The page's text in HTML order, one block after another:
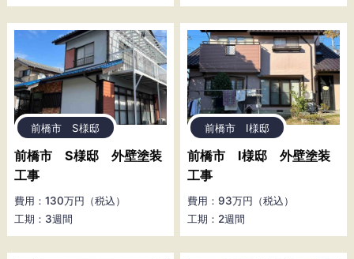
前橋市 S様邸
前橋市 S様邸 外壁塗装
工事
費用：130万円（税込）
工期：3週間
前橋市 I様邸
前橋市 I様邸 外壁塗装
工事
費用：93万円（税込）
工期：2週間